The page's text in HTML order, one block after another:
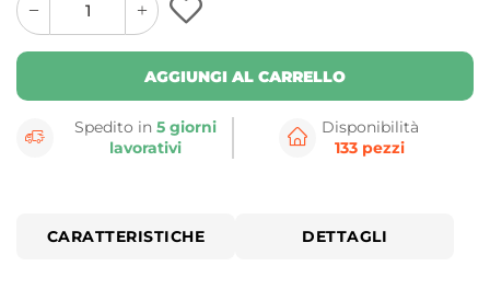
quantity
button
quantity
minus
button
AGGIUNGI AL CARRELLO
Spedito in5 giorni
lavorativi
Disponibilità
133 pezzi
CARATTERISTICHE DETTAGLI